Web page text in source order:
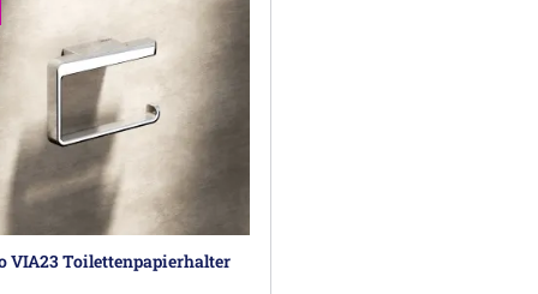
VIA23 Toilettenpapierhalter